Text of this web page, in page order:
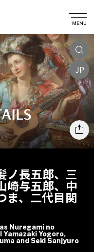
MENU
JP
ノ長五郎、三
崎与五郎、中
ま、二代目関
Nuregami no
Yamazaki Yogoro,
and Seki Sanjyuro